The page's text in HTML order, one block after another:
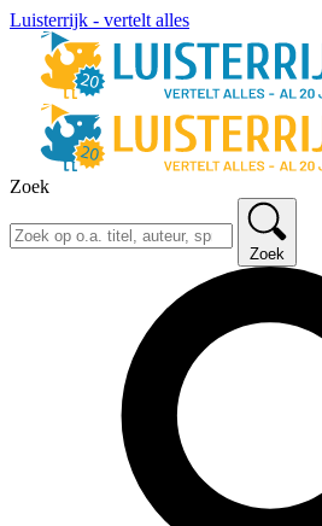
Luisterrijk - vertelt alles
Zoek
Zoek